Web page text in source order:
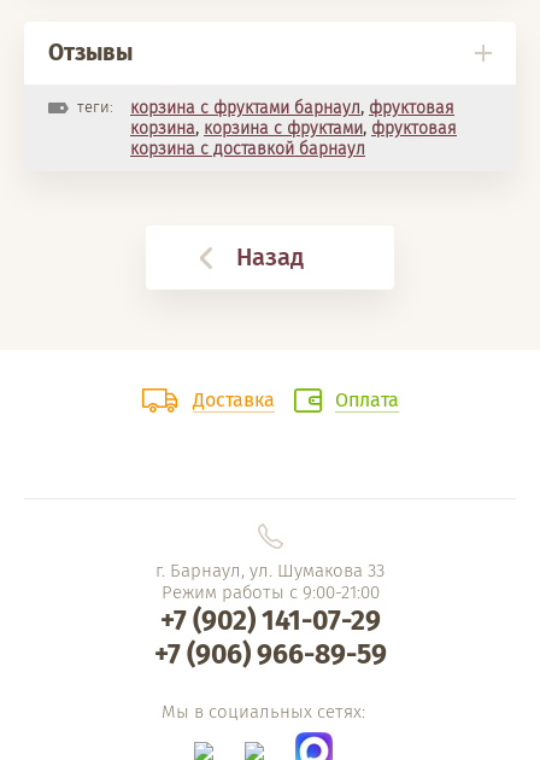
Отзывы
теги: корзина с фруктами барнаул, фруктовая
корзина, корзина с фруктами, фруктовая
корзина с доставкой барнаул
Назад
Доставка Оплата
г. Барнаул, ул. Шумакова 33
Режим работы с 9:00-21:00
+7 (902) 141-07-29
+7 (906) 966-89-59
Мы в социальных сетях: